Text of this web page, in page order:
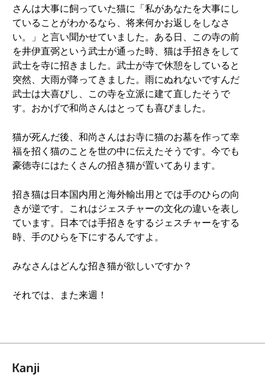
さんは大事に飼っていた猫に「私があなたを大事にし
ていることがわかるなら、将来何かお返しをしなさ
い。」と言い聞かせていました。ある日、この寺の前
を井伊直弼という武士が通った時、猫は手招きをして
武士を寺に招きました。武士が寺で休憩をしていると
突然、大雨が降ってきました。雨にぬれないですんだ
武士は大喜びし、この寺を立派に建て直したそうで
す。おかげで和尚さんはとっても喜びました。
猫が死んだ後、和尚さんはお寺に猫のお墓を作って幸
福を招く猫のことを世の中に伝えたそうです。今でも
豪徳寺にはたくさんの招き猫が置いてあります。
招き猫は日本国内用と海外輸出用とでは手のひらの向
きが逆です。これはジェスチャーの文化の違いを表し
ています。日本では手招きをするジェスチャーをする
時、手のひらを下にするんですよ。
みなさんはどんな招き猫が欲しいですか？
それでは、また来週！
Kanji